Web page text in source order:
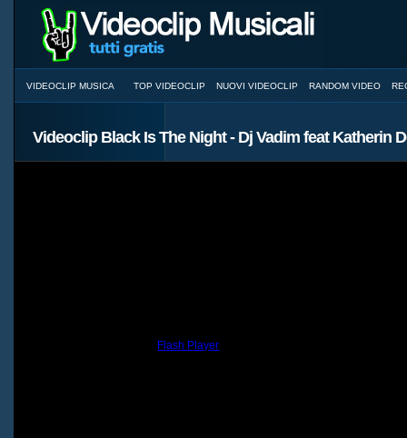
VIDEOCLIP MUSICA TOP VIDEOCLIP NUOVI VIDEOCLIP RANDOM VIDEO
Videoclip Black Is The Night - Dj Vadim feat Katherin
Flash Player